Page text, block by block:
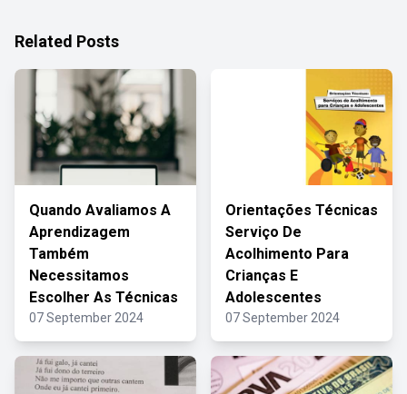
Related Posts
Quando Avaliamos A
Aprendizagem
Também
Necessitamos
Escolher As Técnicas
07 September 2024
Orientações Técnicas
Serviço De
Acolhimento Para
Crianças E
Adolescentes
07 September 2024